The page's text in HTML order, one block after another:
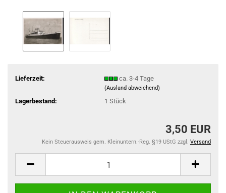
Lieferzeit: ca. 3-4 Tage
(Ausland abweichend)
Lagerbestand: 1 Stück
3,50 EUR
Kein Steuerausweis gem. Kleinuntern.-Reg. §19 UStG zzgl. Versand